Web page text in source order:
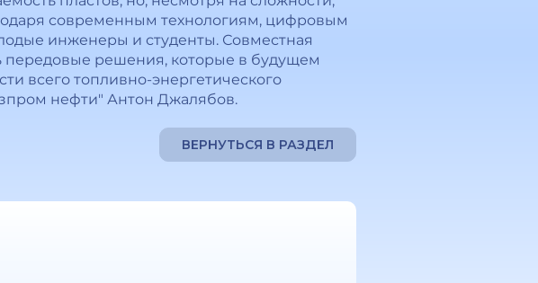
современным технологиям, цифровым
инженеры и студенты. Совместная
передовые решения, которые в будущем
всего топливно-энергетического
нефти" Антон Джалябов.
ВЕРНУТЬСЯ В РАЗДЕЛ